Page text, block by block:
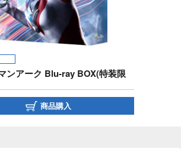
ンアーク Blu-ray BOX(特装限
商品購入